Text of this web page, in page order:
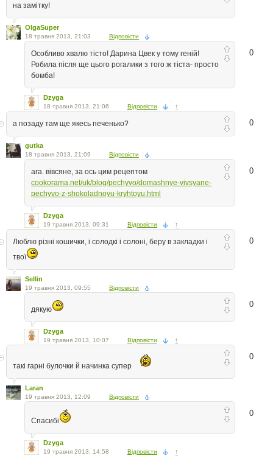
на замітку!
OlgaSuper
18 травня 2013, 21:03 Відповісти
0
Особливо хвалю тісто! Дарина Цвек у тому геній!
Робила після ще цього рогалики з того ж тіста- просто
бомба!
Dzyga
18 травня 2013, 21:06 Відповісти ↑
0
а позаду там ще якесь печенько?
gutka
18 травня 2013, 21:09 Відповісти
0
ага. вівсяне, за ось цим рецептом
cookorama.net/uk/blog/pechyvo/domashnye-vivsyane-
pechyvo-z-shokoladnoyu-kryhtoyu.html
Dzyga
19 травня 2013, 09:31 Відповісти ↑
0
Люблю різні кошички, і солодкі і солоні, беру в закладки і
твої
Sellin
19 травня 2013, 09:55 Відповісти
0
дякую
Dzyga
19 травня 2013, 10:07 Відповісти ↑
0
такі гарні булочки й начинка супер
Laran
19 травня 2013, 12:09 Відповісти
0
Спасибі
Dzyga
19 травня 2013, 14:58 Відповісти ↑